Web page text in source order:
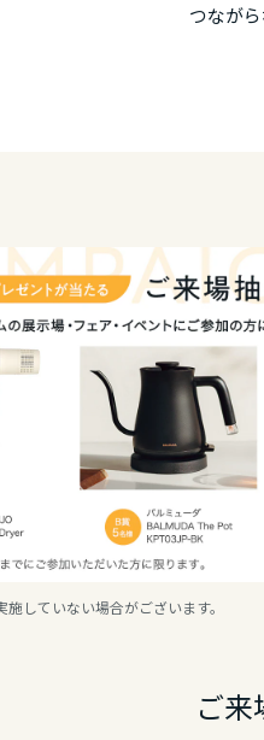
つなが
していない場合がございます。
ご
高知県
九州エリア
福岡県